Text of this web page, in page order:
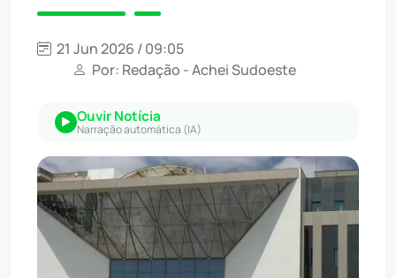
21 Jun 2026 / 09:05
Por: Redação - Achei Sudoeste
Ouvir Notícia
Narração automática (IA)